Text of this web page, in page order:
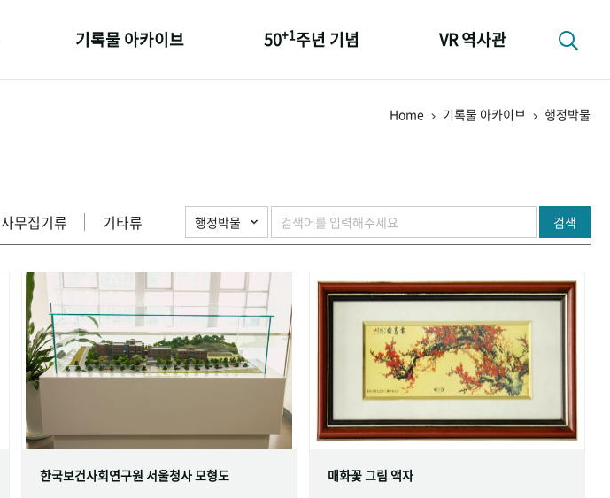
기록물 아카이브
영상 기록물
50+1주년 기념
세계와 함께 한 KIHASA
VR 역사관
Home 기록물 아카이브 행정박물
사무집기류 기타류 검색
한국보건사회연구원 서울청사 모형도 매화꽃 그림 액자